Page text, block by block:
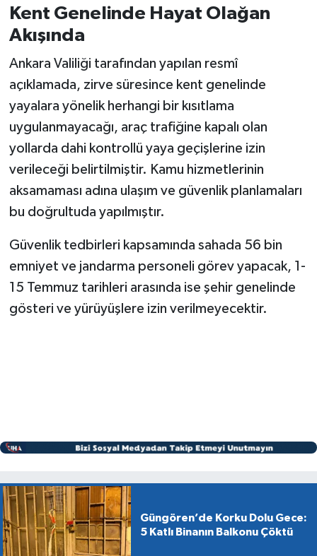
Kent Genelinde Hayat Olağan
Akışında
Ankara Valiliği tarafından yapılan resmî
açıklamada, zirve süresince kent genelinde
yayalara yönelik herhangi bir kısıtlama
uygulanmayacağı, araç trafiğine kapalı olan
yollarda dahi kontrollü yaya geçişlerine izin
verileceği belirtilmiştir. Kamu hizmetlerinin
aksamaması adına ulaşım ve güvenlik planlamaları
bu doğrultuda yapılmıştır.
Güvenlik tedbirleri kapsamında sahada 56 bin
emniyet ve jandarma personeli görev yapacak, 1-
15 Temmuz tarihleri arasında ise şehir genelinde
gösteri ve yürüyüşlere izin verilmeyecektir.
Güngören’de Korku Dolu Gece:
5 Katlı Binanın Balkonu Çöktü